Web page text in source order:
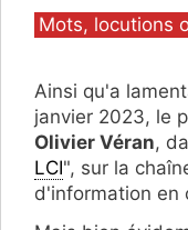
Catégories
Mots, locutions
Ainsi qu'a
janvier 2023, le
Olivier Véran,
LCI", sur la
d'information en